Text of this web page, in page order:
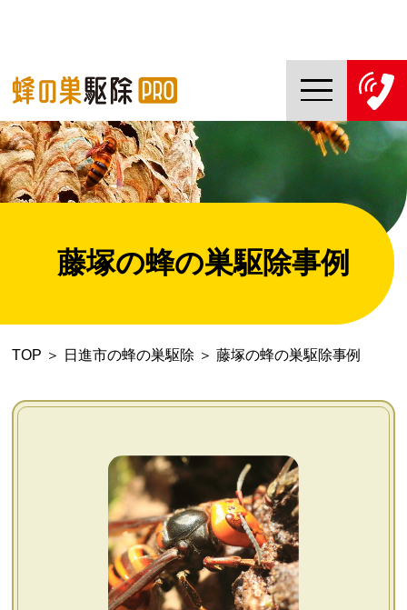
TOP
蜂の巣駆除PROについて
蜂の巣駆除ご依頼の流れ
対応エリア一覧
会社概要
お問い合わせ
個人情報保護方針
藤塚の蜂の巣駆除事例
TOP ＞ 日進市の蜂の巣駆除 ＞ 藤塚の蜂の巣駆除事例